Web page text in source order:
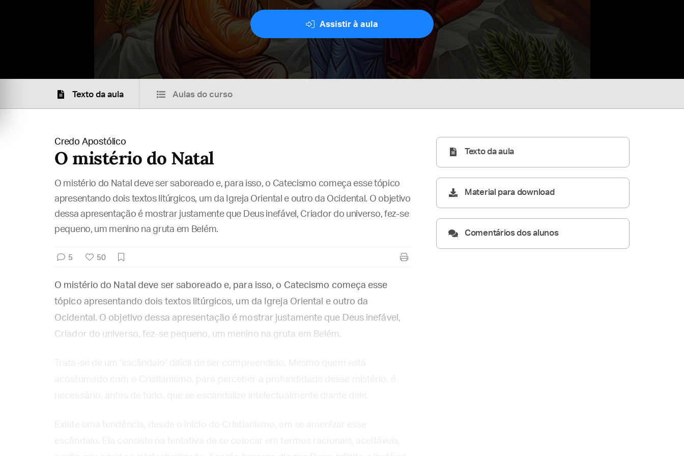
Assistir à aula
Texto da aula Aulas do curso
Credo Apostólico
O mistério do Natal
O mistério do Natal deve ser saboreado e, para isso, o Catecismo começa esse tópico
apresentando dois textos litúrgicos, um da Igreja Oriental e outro da Ocidental. O objetivo
dessa apresentação é mostrar justamente que Deus inefável, Criador do universo, fez-se
pequeno, um menino na gruta em Belém.
5 50
O mistério do Natal deve ser saboreado e, para isso, o Catecismo começa esse
tópico apresentando dois textos litúrgicos, um da Igreja Oriental e outro da
Ocidental. O objetivo dessa apresentação é mostrar justamente que Deus inefável,
Criador do universo, fez-se pequeno, um menino na gruta em Belém.
Texto da aula
Material para download
Comentários dos alunos